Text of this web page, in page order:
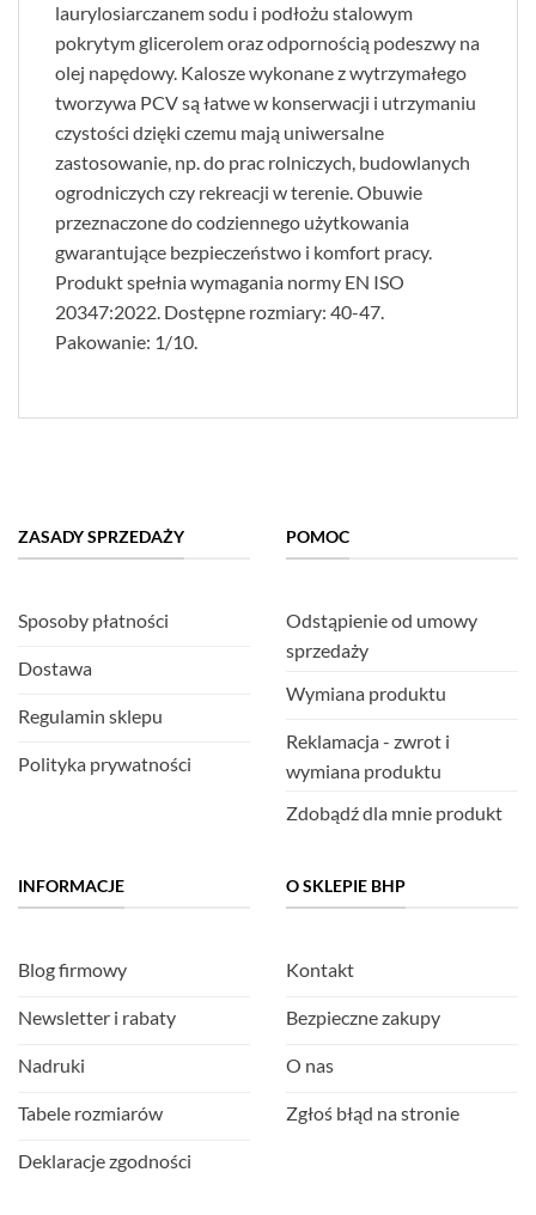
laurylosiarczanem sodu i podłożu stalowym
pokrytym glicerolem oraz odpornością podeszwy na
olej napędowy. Kalosze wykonane z wytrzymałego
tworzywa PCV są łatwe w konserwacji i utrzymaniu
czystości dzięki czemu mają uniwersalne
zastosowanie, np. do prac rolniczych, budowlanych
ogrodniczych czy rekreacji w terenie. Obuwie
przeznaczone do codziennego użytkowania
gwarantujące bezpieczeństwo i komfort pracy.
Produkt spełnia wymagania normy EN ISO
20347:2022. Dostępne rozmiary: 40-47.
Pakowanie: 1/10.
ZASADY SPRZEDAŻY
Sposoby płatności
Dostawa
Regulamin sklepu
Polityka prywatności
POMOC
Odstąpienie od umowy
sprzedaży
Wymiana produktu
Reklamacja - zwrot i
wymiana produktu
Zdobądź dla mnie produkt
INFORMACJE
Blog firmowy
Newsletter i rabaty
Nadruki
Tabele rozmiarów
Deklaracje zgodności
O SKLEPIE BHP
Kontakt
Bezpieczne zakupy
O nas
Zgłoś błąd na stronie